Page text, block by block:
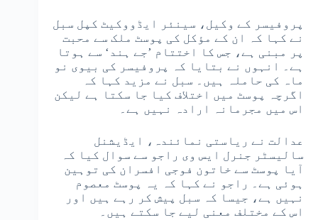
پروفیسر کے وکیل، سینئر ایڈووکیٹ کپل سبل
نے کہا کہ ان کے مؤکل کی پوسٹ ملک سے محبت
پر مبنی ہے، جس کا اختتام ’جے ہند‘ سے ہوتا
ہے۔ انہوں نے بتایا کہ پروفیسر کی بیوی نو
ماہ کی حاملہ ہیں۔ سبل نے مزید کہا کہ
اگرچہ پوسٹ میں اختلاف کیا جا سکتا ہے لیکن
اس میں مجرمانہ ارادہ نہیں ہے۔
عدالت نے ریاستی نمائندہ، ایڈیشنل
سالیسٹر جنرل ایس وی راجو سے سوال کیا کہ
آیا پوسٹ سے خاتون فوجی افسران کی توہین
ہوئی ہے۔ راجو نے کہا کہ یہ پوسٹ معصوم
نہیں ہے، جیسا کہ سبل پیش کر رہے ہیں اور
اس کے مختلف معنی لیے جا سکتے ہیں۔